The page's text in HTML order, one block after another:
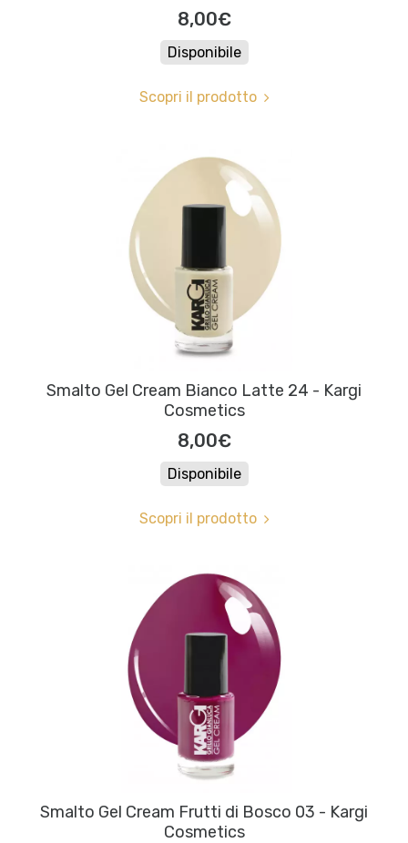
8,00€
Disponibile
Scopri il prodotto
Smalto Gel Cream Bianco Latte 24 - Kargi
Cosmetics
8,00€
Disponibile
Scopri il prodotto
Smalto Gel Cream Frutti di Bosco 03 - Kargi
Cosmetics